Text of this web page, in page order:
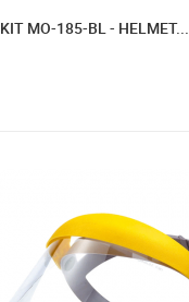
KIT MO-185-BL - HELMET...